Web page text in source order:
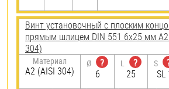
Винт установочный с плоским
прямым шлицем DIN 551 6х25 мм А2
304)
Материал
А2 (AISI 304)
Ø
?
6
L
?
25
S
SL